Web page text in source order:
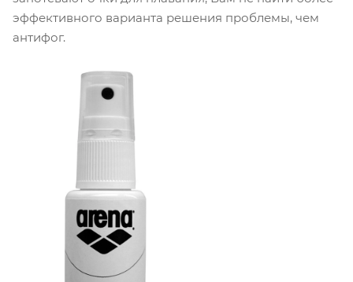
эффективного варианта решения проблемы, чем
антифог.